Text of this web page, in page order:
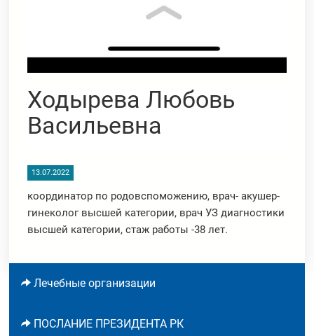
Ходырева Любовь
Васильевна
13.07.2022
координатор по родовспоможению, врач- акушер-
гинеколог высшей категории, врач УЗ диагностики
высшей категории, стаж работы -38 лет.
Лечебные организации
ПОСЛАНИЕ ПРЕЗИДЕНТА РК